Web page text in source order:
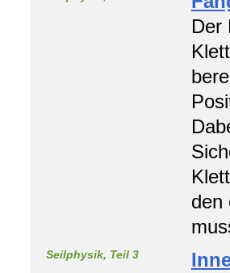
Der
den
Seilphysik, Teil 3